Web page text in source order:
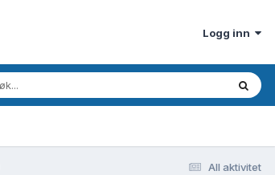
Logg inn
All aktivitet